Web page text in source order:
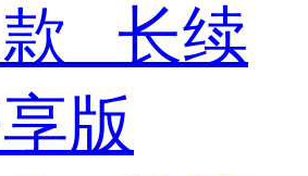
款 长续
版